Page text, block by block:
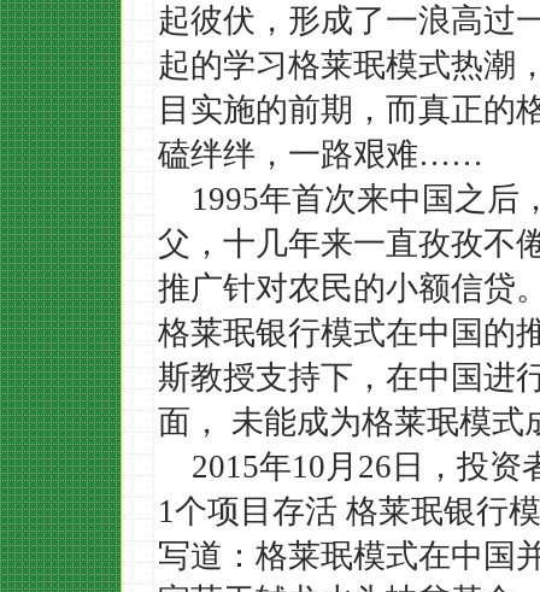
起彼伏，形成了一浪高过
起的学习格莱珉模式热潮
目实施的前期，而真正的
磕绊绊，一路艰难……
1995年首次来中国之后
父，十几年来一直孜孜不
推广针对农民的小额信贷
格莱珉银行模式在中国的
斯教授支持下，在中国进
面， 未能成为格莱珉模式
2015年10月26日，投资
1个项目存活 格莱珉银行
写道：格莱珉模式在中国